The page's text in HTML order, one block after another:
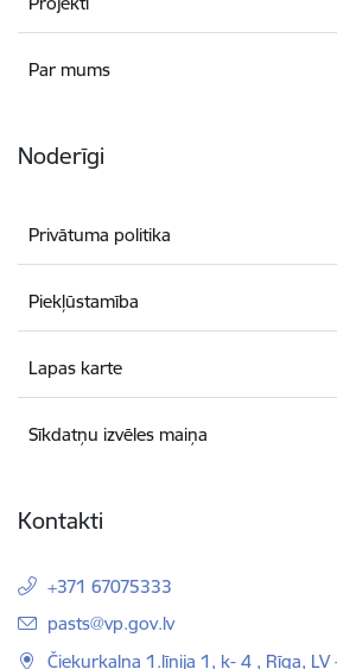
Par mums
Noderīgi
Privātuma politika
Piekļūstamība
Lapas karte
Sīkdatņu izvēles maiņa
Kontakti
+371 67075333
E-pasts:
pasts@vp.gov.lv
Čiekurkalna 1.līnija 1, k- 4 , Rīga, LV